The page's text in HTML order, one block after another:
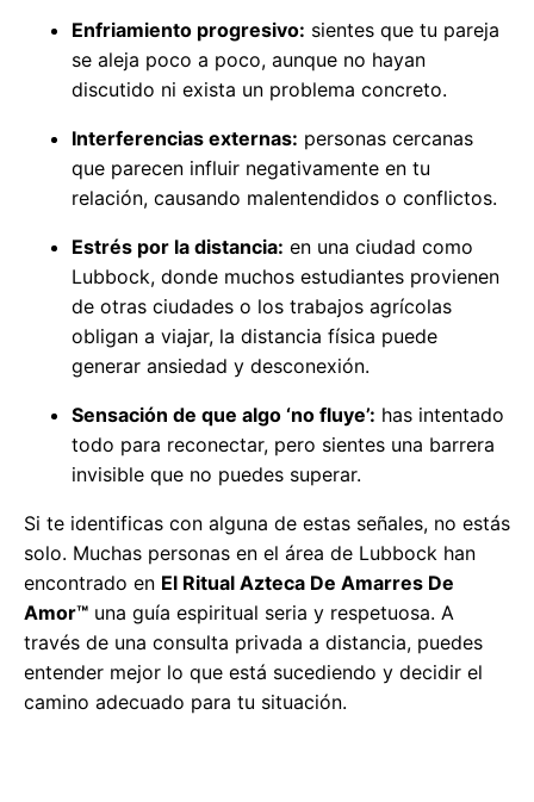
Enfriamiento progresivo: sientes que tu pareja
se aleja poco a poco, aunque no hayan
discutido ni exista un problema concreto.
Interferencias externas: personas cercanas
que parecen influir negativamente en tu
relación, causando malentendidos o conflictos.
Estrés por la distancia: en una ciudad como
Lubbock, donde muchos estudiantes provienen
de otras ciudades o los trabajos agrícolas
obligan a viajar, la distancia física puede
generar ansiedad y desconexión.
Sensación de que algo ‘no fluye’: has intentado
todo para reconectar, pero sientes una barrera
invisible que no puedes superar.
Si te identificas con alguna de estas señales, no estás
solo. Muchas personas en el área de Lubbock han
encontrado en El Ritual Azteca De Amarres De
Amor™ una guía espiritual seria y respetuosa. A
través de una consulta privada a distancia, puedes
entender mejor lo que está sucediendo y decidir el
camino adecuado para tu situación.